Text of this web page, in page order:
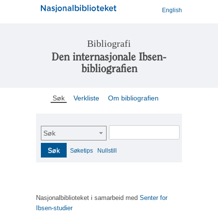
English
Bibliografi
Den internasjonale Ibsen-
bibliografien
Søk Verkliste Om bibliografien
Søk
Søk Søketips Nullstill
Nasjonalbiblioteket i samarbeid med Senter for
Ibsen-studier